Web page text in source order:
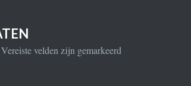
Vereiste velden zijn gemarkeerd